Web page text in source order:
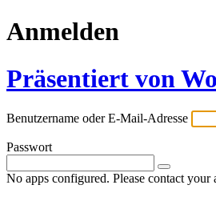
Anmelden
Präsentiert von
Benutzername oder E-Mail-Adresse
Passwort
No apps configured. Please contact your